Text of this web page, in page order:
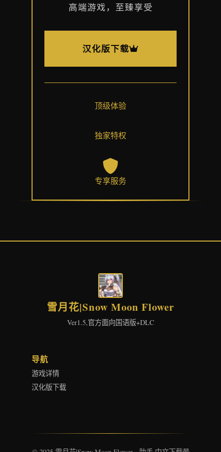
高端游戏，至臻享受
汉化版下载
顶级体验
独家特权
专享服务
雪月花|Snow Moon Flower
Ver1.5,官方面向国语版+DLC
导航
游戏详情
汉化版下载